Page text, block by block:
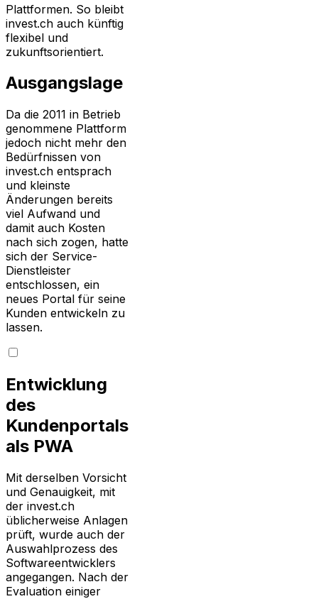
Plattformen. So bleibt
invest.ch auch künftig
flexibel und
zukunftsorientiert.
Ausgangslage
Da die 2011 in Betrieb
genommene Plattform
jedoch nicht mehr den
Bedürfnissen von
invest.ch entsprach
und kleinste
Änderungen bereits
viel Aufwand und
damit auch Kosten
nach sich zogen, hatte
sich der Service-
Dienstleister
entschlossen, ein
neues Portal für seine
Kunden entwickeln zu
lassen.
Entwicklung
des
Kundenportals
als PWA
Mit derselben Vorsicht
und Genauigkeit, mit
der invest.ch
üblicherweise Anlagen
prüft, wurde auch der
Auswahlprozess des
Softwareentwicklers
angegangen. Nach der
Evaluation einiger